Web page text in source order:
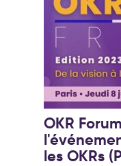
OKR
les OKRs